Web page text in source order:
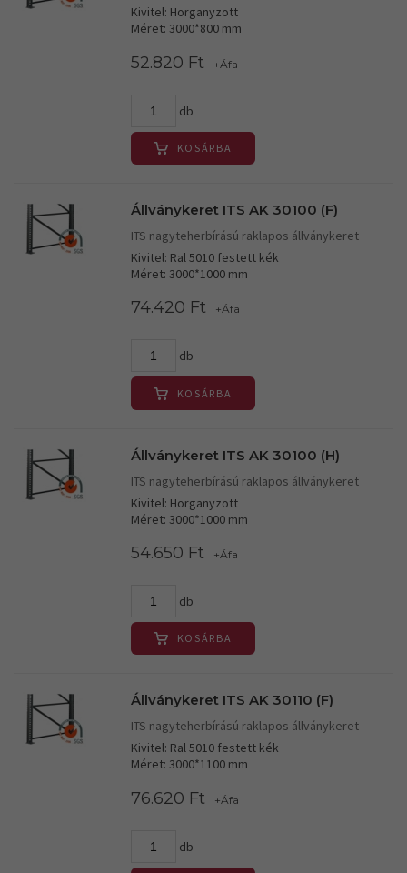
Kivitel: Horganyzott
Méret: 3000*800 mm
52.820 Ft +Áfa
db
KOSÁRBA
Állványkeret ITS AK 30100 (F)
ITS nagyteherbírású raklapos állványkeret
Kivitel: Ral 5010 festett kék
Méret: 3000*1000 mm
74.420 Ft +Áfa
db
KOSÁRBA
Állványkeret ITS AK 30100 (H)
ITS nagyteherbírású raklapos állványkeret
Kivitel: Horganyzott
Méret: 3000*1000 mm
54.650 Ft +Áfa
db
KOSÁRBA
Állványkeret ITS AK 30110 (F)
ITS nagyteherbírású raklapos állványkeret
Kivitel: Ral 5010 festett kék
Méret: 3000*1100 mm
76.620 Ft +Áfa
db